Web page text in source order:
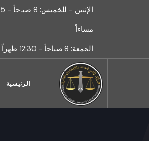
الإثنين - للخميس: 8 صباحاً - 5
مساءاً
الجمعة: 8 صباحاً - 12:30 ظهراً
الرئيسية